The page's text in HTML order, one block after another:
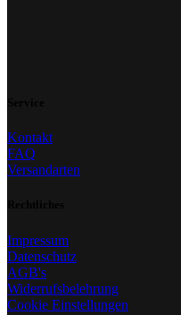
Kontakt
FAQ
Versandarten
Impressum
Datenschutz
AGB's
Widerrufsbelehrung
Cookie Einstellungen